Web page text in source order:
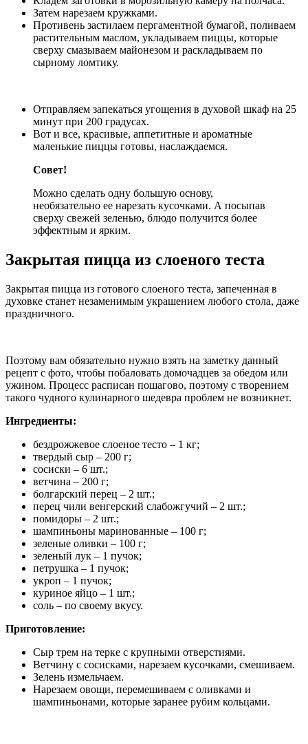
Затем нарезаем кружками.
Противень застилаем пергаментной бумагой, поливаем
растительным маслом, укладываем пиццы, которые
сверху смазываем майонезом и раскладываем по
сырному ломтику.
Отправляем запекаться угощения в духовой шкаф на 25
минут при 200 градусах.
Вот и все, красивые, аппетитные и ароматные
маленькие пиццы готовы, наслаждаемся.
Совет!
Можно сделать одну большую основу,
необязательно ее нарезать кусочками. А посыпав
сверху свежей зеленью, блюдо получится более
эффектным и ярким.
Закрытая пицца из слоеного теста
Закрытая пицца из готового слоеного теста, запеченная в
духовке станет незаменимым украшением любого стола, даже
праздничного.
Поэтому вам обязательно нужно взять на заметку данный
рецепт с фото, чтобы побаловать домочадцев за обедом или
ужином. Процесс расписан пошагово, поэтому с творением
такого чудного кулинарного шедевра проблем не возникнет.
Ингредиенты:
бездрожжевое слоеное тесто – 1 кг;
твердый сыр – 200 г;
сосиски – 6 шт.;
ветчина – 200 г;
болгарский перец – 2 шт.;
перец чили венгерский слабожгучий – 2 шт.;
помидоры – 2 шт.;
шампиньоны маринованные – 100 г;
зеленые оливки – 100 г;
зеленый лук – 1 пучок;
петрушка – 1 пучок;
укроп – 1 пучок;
куриное яйцо – 1 шт.;
соль – по своему вкусу.
Приготовление:
Сыр трем на терке с крупными отверстиями.
Ветчину с сосисками, нарезаем кусочками, смешиваем.
Зелень измельчаем.
Нарезаем овощи, перемешиваем с оливками и
шампиньонами, которые заранее рубим кольцами.